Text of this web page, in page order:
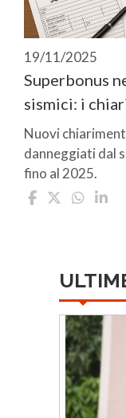
19/11/2025
Superbonus
sismici: i
Nuovi
danneggiati dal
fino al 2025.